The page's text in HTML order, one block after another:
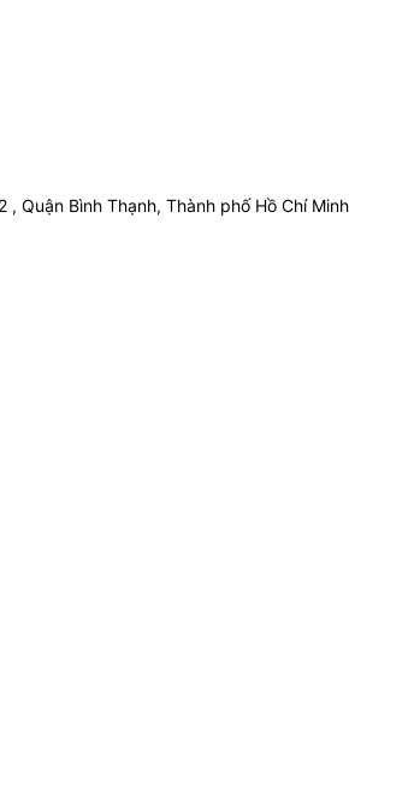
Quận Bình Thạnh, Thành phố Hồ Chí Minh